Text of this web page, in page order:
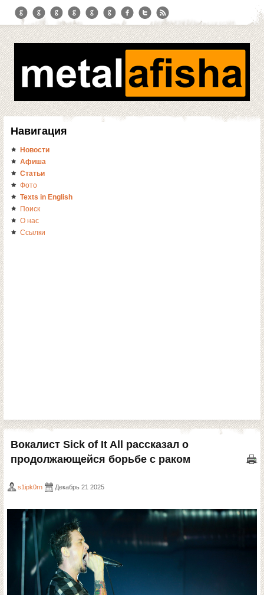
Навигация
Новости
Афиша
Статьи
Фото
Texts in English
Поиск
О нас
Ссылки
Вокалист Sick of It All рассказал о
продолжающейся борьбе с раком
s1ipk0rn Декабрь 21 2025